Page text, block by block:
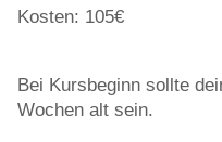
Kosten: 105€
Bei Kursbeginn sollte
Wochen alt sein.